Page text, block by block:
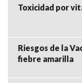
Toxicidad por
Riesgos de la
fiebre amarilla